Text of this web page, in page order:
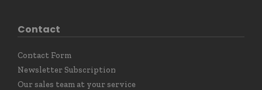
Contact
Contact Form
Newsletter Subscription
Our sales team at your service